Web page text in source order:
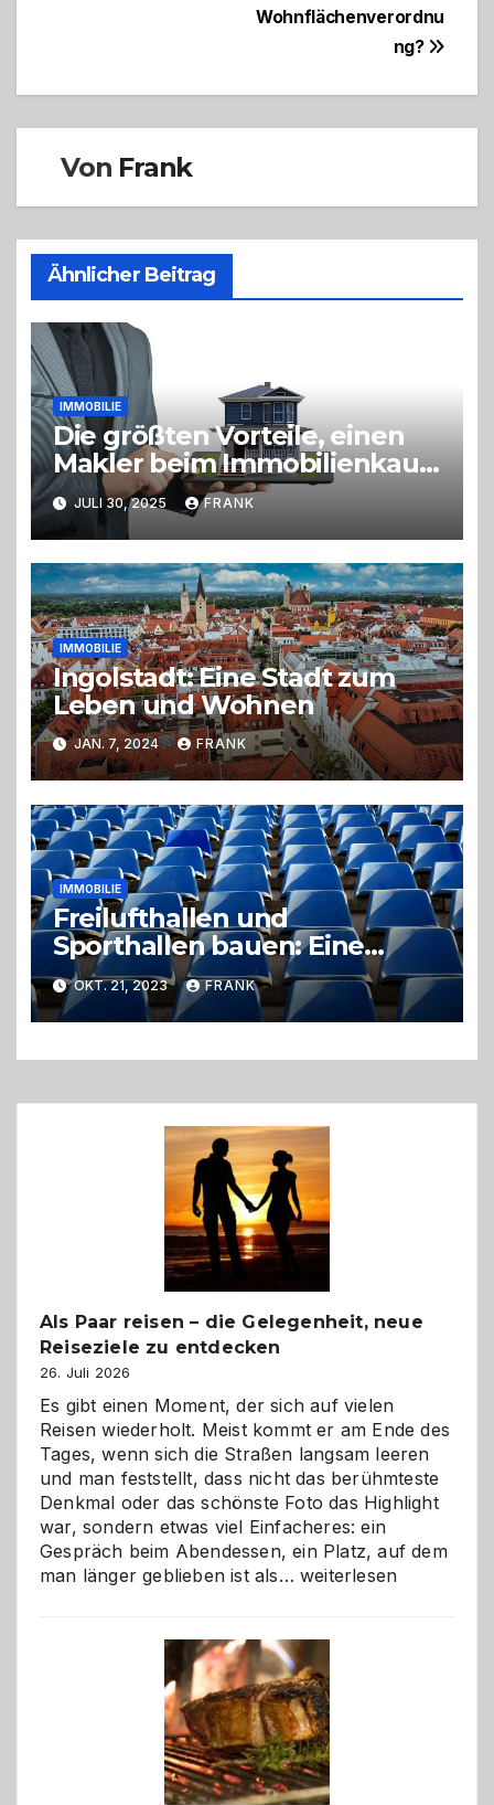
Wohnflächenverordnu
ng?
Von Frank
Ähnlicher Beitrag
IMMOBILIE
Die größten Vorteile, einen
Makler beim Immobilienkauf
einzuschalten
JULI 30, 2025 FRANK
IMMOBILIE
Ingolstadt: Eine Stadt zum
Leben und Wohnen
JAN. 7, 2024 FRANK
IMMOBILIE
Freilufthallen und
Sporthallen bauen: Eine
ökologische und
ökonomische Lösung
OKT. 21, 2023 FRANK
Als Paar reisen – die Gelegenheit, neue
Reiseziele zu entdecken
26. Juli 2026
Es gibt einen Moment, der sich auf vielen
Reisen wiederholt. Meist kommt er am Ende des
Tages, wenn sich die Straßen langsam leeren
und man feststellt, dass nicht das berühmteste
Denkmal oder das schönste Foto das Highlight
war, sondern etwas viel Einfacheres: ein
Gespräch beim Abendessen, ein Platz, auf dem
man länger geblieben ist als… Als
–
die
Gelegenheit,
neue
Reiseziele
zu
entdecken
weiterlesen